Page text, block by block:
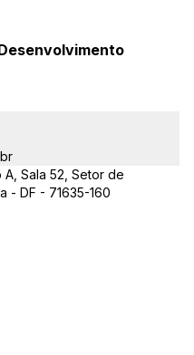
A, Sala 52, Setor de
- DF - 71635-160